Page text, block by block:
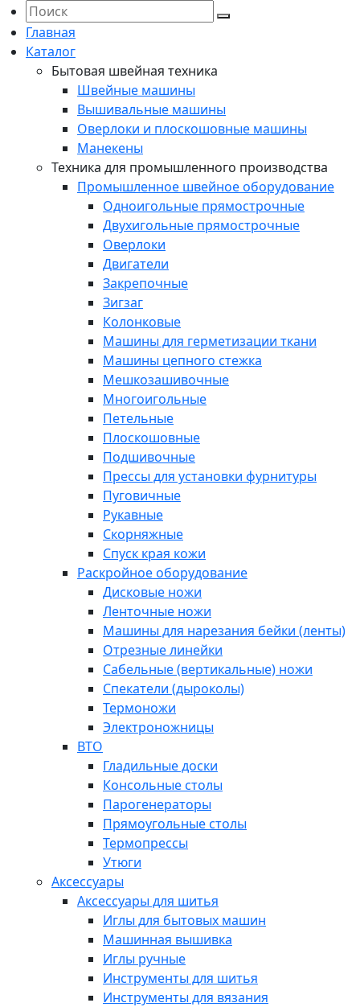
Главная
Каталог
Бытовая швейная техника
Швейные машины
Вышивальные машины
Оверлоки и плоскошовные машины
Манекены
Техника для промышленного производства
Промышленное швейное оборудование
Одноигольные прямострочные
Двухигольные прямострочные
Оверлоки
Двигатели
Закрепочные
Зигзаг
Колонковые
Машины для герметизации ткани
Машины цепного стежка
Мешкозашивочные
Многоигольные
Петельные
Плоскошовные
Подшивочные
Прессы для установки фурнитуры
Пуговичные
Рукавные
Скорняжные
Спуск края кожи
Раскройное оборудование
Дисковые ножи
Ленточные ножи
Машины для нарезания бейки (ленты)
Отрезные линейки
Сабельные (вертикальные) ножи
Спекатели (дыроколы)
Термоножи
Электроножницы
ВТО
Гладильные доски
Консольные столы
Парогенераторы
Прямоугольные столы
Термопрессы
Утюги
Аксессуары
Аксессуары для шитья
Иглы для бытовых машин
Машинная вышивка
Иглы ручные
Инструменты для шитья
Инструменты для вязания